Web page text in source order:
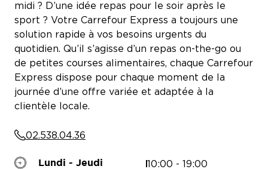
midi ? D’une idée repas pour le soir après le
sport ? Votre Carrefour Express a toujours une
solution rapide à vos besoins urgents du
quotidien. Qu’il s’agisse d’un repas on-the-go ou
de petites courses alimentaires, chaque Carrefour
Express dispose pour chaque moment de la
journée d’une offre variée et adaptée à la
clientèle locale.
02.538.04.36
Lundi - Jeudi 10:00 - 19:00
PAUL